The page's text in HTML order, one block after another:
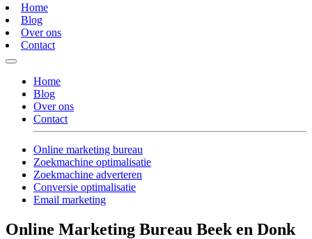
Home
Blog
Over ons
Contact
Home
Blog
Over ons
Contact
Online marketing bureau
Zoekmachine optimalisatie
Zoekmachine adverteren
Conversie optimalisatie
Email marketing
Online Marketing Bureau Beek en Donk